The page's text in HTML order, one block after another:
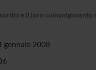
e il loro
gennaio 2008